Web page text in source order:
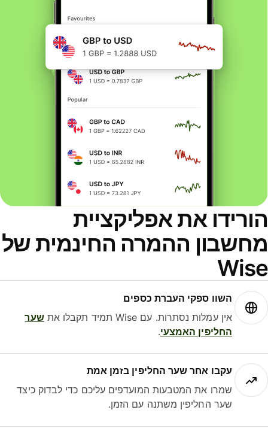
את אפליקציית
ההמרה החינמית של
השוו ספקי העברת כספים
אין עמלות נסתרות. עם Wise תמיד תקבלו את
שער
החליפין האמצעי.
עקבו אחר שער החליפין בזמן אמת
שמרו את המטבעות המועדפים עליכם כדי לבדוק כיצד
שער החליפין משתנה עם הזמן.